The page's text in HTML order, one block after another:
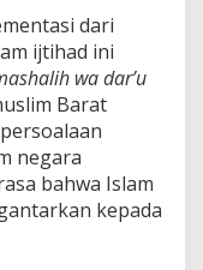
dari
ijtihad ini
wa dar’u
Barat
negara
bahwa Islam
kepada